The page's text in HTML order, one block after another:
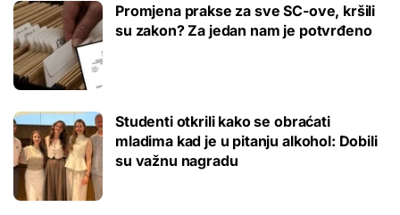
Promjena prakse za sve SC-ove, kršili
su zakon? Za jedan nam je potvrđeno
Studenti otkrili kako se obraćati
mladima kad je u pitanju alkohol: Dobili
su važnu nagradu